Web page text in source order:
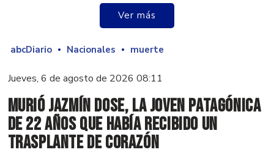
Ver más
abcDiario Nacionales muerte
Jueves, 6 de agosto de 2026 08:11
Murió Jazmín Dose, la joven patagónica
de 22 años que había recibido un
trasplante de corazón